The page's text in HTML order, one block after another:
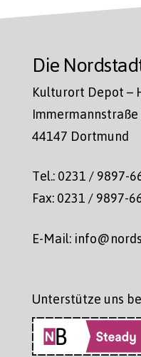
Die
Kulturort Depot –
Immermannstraße
44147 Dortmund
Tel.: 0231 / 9897-
Fax: 0231 / 9897-
E-Mail:
Unterstütze uns